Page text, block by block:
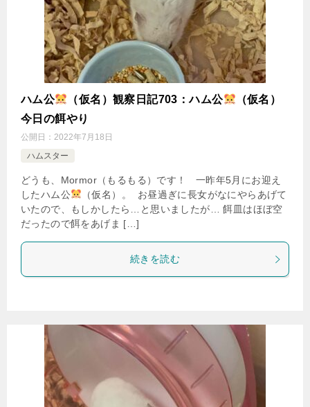
ハム公 （仮名）観察日記703：ハム公
（仮名）
今日の餌やり
公開日： 2022年7月18日
ハムスター
どうも、Mormor（もるもる）です！ 一昨年5月にお迎え
したハム公
（仮名）。 お昼過ぎに長女がなにやらあげて
いたので、もしかしたら…と思いましたが… 餌皿はほぼ空
だったので餌をあげま […]
続きを読む